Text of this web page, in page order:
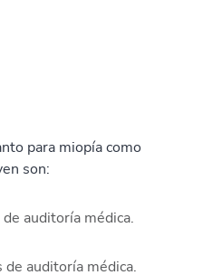
para miopía como
son:
auditoría médica.
auditoría médica.